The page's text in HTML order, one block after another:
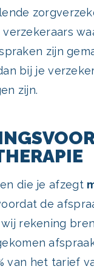
zijn
bij je
zijn.
die je afzegt
de
rekening
van het tarief